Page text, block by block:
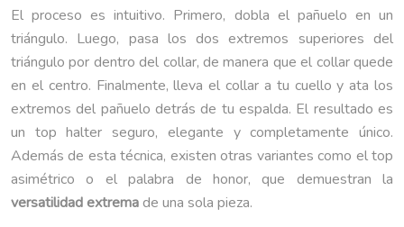
El proceso es intuitivo. Primero, dobla el pañuelo en un
triángulo. Luego, pasa los dos extremos superiores del
triángulo por dentro del collar, de manera que el collar quede
en el centro. Finalmente, lleva el collar a tu cuello y ata los
extremos del pañuelo detrás de tu espalda. El resultado es
un top halter seguro, elegante y completamente único.
Además de esta técnica, existen otras variantes como el top
asimétrico o el palabra de honor, que demuestran la
versatilidad extremade una sola pieza.